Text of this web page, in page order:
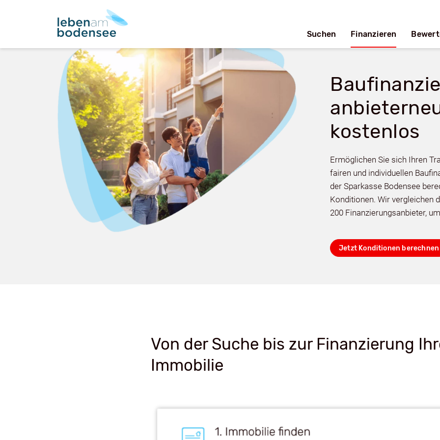
Suchen Finanzieren
kostenlos
Ermöglichen Sie sich Ihren
fairen und individuellen
der Sparkasse Bodensee
Konditionen. Wir vergleichen
200 Finanzierungsanbieter,
Jetzt Konditionen berechnen
Von der Suche bis zur Finanzierung
Immobilie